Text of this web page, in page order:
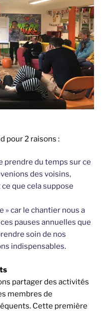
pour 2 raisons :
prendre du temps sur ce
des voisins,
que cela suppose
» car le chantier nous a
pauses annuelles que
soin de nos
indispensables.
partager des activités
membres de
Cette première